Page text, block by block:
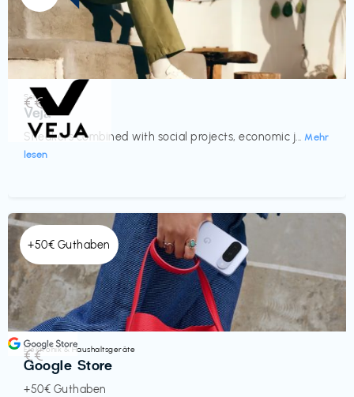
Schuhe
Veja
Sneakers combined with social projects, economic j... Mehr
lesen
€€‎
+50€ Guthaben
Elektronik & Haushaltsgeräte
Google Store
+50€ Guthaben
€€‎